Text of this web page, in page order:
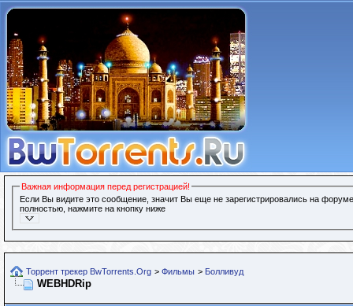
Важная информация перед регистрацией!
Если Вы видите это сообщение, значит Вы еще не зарегистрировались на
полностью, нажмите на кнопку ниже
Торрент трекер BwTorrents.Org > Фильмы > Болливуд
WEBHDRip